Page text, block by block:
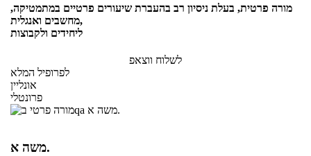
מורה פרטית, בעלת ניסיון רב בהעברת שיעורים פרטיים במתמטיקה,
מחשבים ואנגלית,
ליחידים ולקבוצות
לשלוח ווצאפ
לפרופיל המלא
אונליין
פרונטלי
משה א.